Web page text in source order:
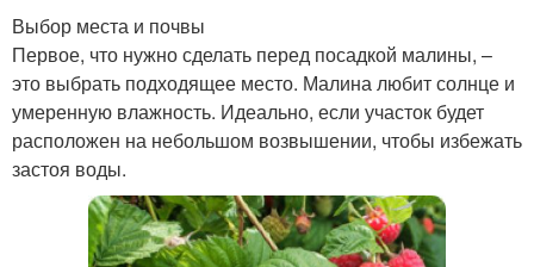
Выбор места и почвы
Первое, что нужно сделать перед посадкой малины, –
это выбрать подходящее место. Малина любит солнце и
умеренную влажность. Идеально, если участок будет
расположен на небольшом возвышении, чтобы избежать
застоя воды.